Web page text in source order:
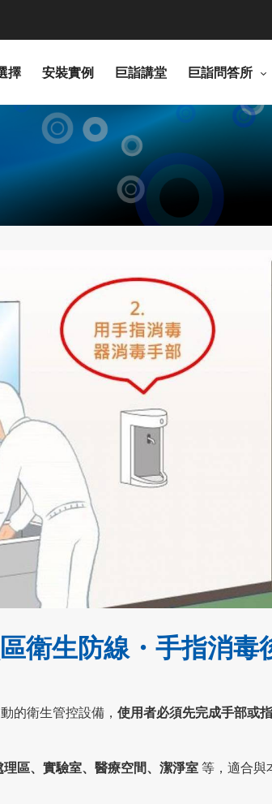
擇 安裝實例 巨詣講堂 巨詣問答所
衛生防線・手指消毒
的衛生管控設備， 使用者必須先完成手部或
區、實驗室、醫療空間、潔淨室等，適合與